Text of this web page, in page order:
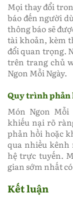
Mọi thay đổi
báo đến người
thông báo sẽ
tài khoản, kèm
đổi quan trọng.
trên trang chủ
Ngon Mỗi Ngày.
Quy trình phản
Món Ngon
khiếu nại rõ
phản hồi hoặc
qua nhiều
hệ trực tuyến.
gian sớm nhất
Kết luận